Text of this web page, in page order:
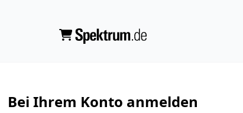
Bei Ihrem Konto anmelden